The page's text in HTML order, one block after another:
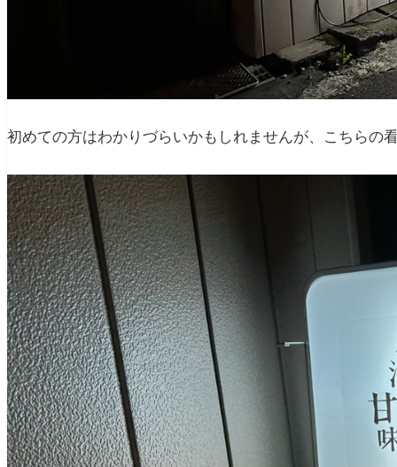
初めての方はわかりづらいかもしれませんが、こちらの